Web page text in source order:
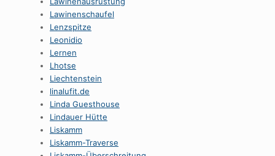
Lawinenschaufel
Lenzspitze
Leonidio
Lernen
Lhotse
Liechtenstein
linalufit.de
Linda Guesthouse
Lindauer Hütte
Liskamm
Liskamm-Traverse